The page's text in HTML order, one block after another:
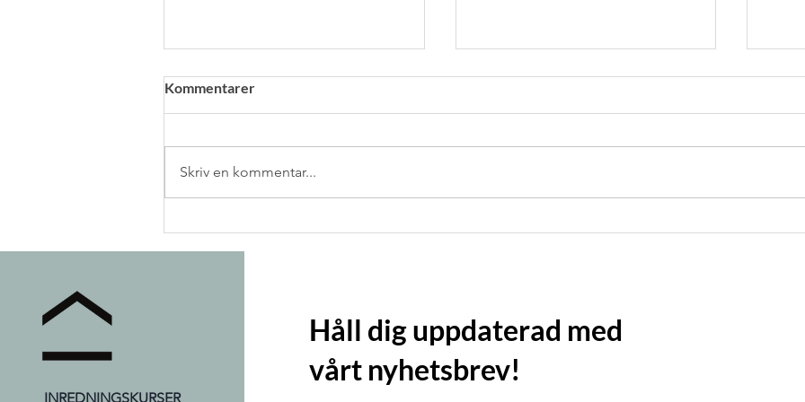
Kommentarer
Skriv en kommentar...
INREDNINGSKURSER
Håll dig uppdaterad med
vårt nyhetsbrev!